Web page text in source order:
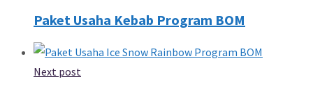
Paket Usaha Kebab Program BOM
Next post